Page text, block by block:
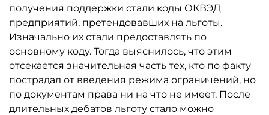
получения поддержки стали коды ОКВЭД
предприятий, претендовавших на льготы.
Изначально их стали предоставлять по
основному коду. Тогда выяснилось, что этим
отсекается значительная часть тех, кто по факту
пострадал от введения режима ограничений, но
по документам права ни на что не имеет. После
длительных дебатов льготу стало можно